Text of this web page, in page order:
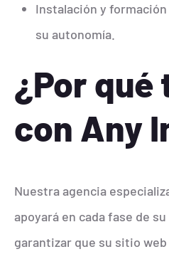
Instalación y
su autonomía.
¿Por
con Any
Nuestra agencia
apoyará en cada fase de
garantizar que su sitio